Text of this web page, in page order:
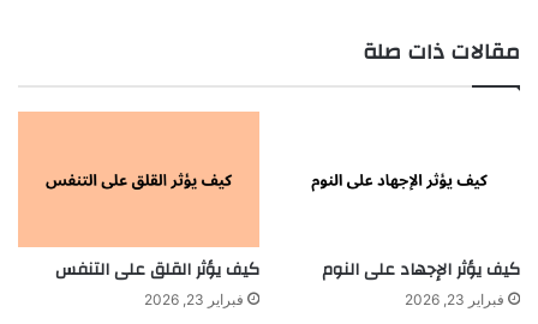
مقالات ذات صلة
كيف يؤثر الإجهاد على النوم
فبراير 23, 2026
كيف يؤثر القلق على التنفس
فبراير 23, 2026